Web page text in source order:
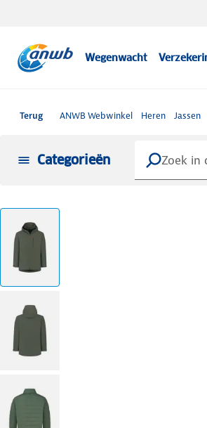
Wegenwacht
Terug ANWB Webwinkel Heren Jassen
Categorieën